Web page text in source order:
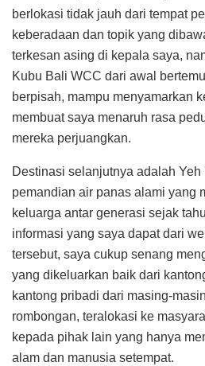
berlokasi tidak jauh dari tempat
keberadaan dan topik yang
terkesan asing di kepala saya,
Kubu Bali WCC dari awal
berpisah, mampu menyamarkan
membuat saya menaruh rasa
mereka perjuangkan.
Destinasi selanjutnya adalah
pemandian air panas alami yang
keluarga antar generasi sejak
informasi yang saya dapat dari
tersebut, saya cukup senang
yang dikeluarkan baik dari
kantong pribadi dari masing-
rombongan, teralokasi ke
kepada pihak lain yang hanya
alam dan manusia setempat.